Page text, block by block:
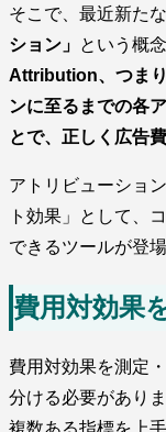
そこで、最近新た
ション」 という概念
Attribution、つま
ンに至るまでの各
とで、正しく広告
アトリビューショ
ト効果」として、
できるツールが登
費用対効果
費用対効果を測定
分ける必要がありま